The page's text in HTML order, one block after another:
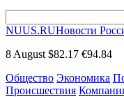
NUUS.RUНовости
8 August $82.17 €94.84
Общество Экономика
Происшествия